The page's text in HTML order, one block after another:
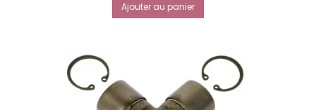
Ajouter au panier